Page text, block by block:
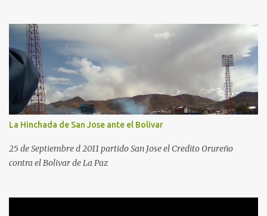
La Hinchada de San Jose ante el Bolivar
25 de Septiembre d 2011 partido San Jose el Credito Orureño
contra el Bolivar de La Paz